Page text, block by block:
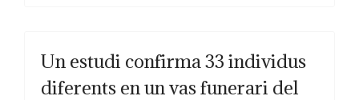
Un estudi confirma 33 individus
diferents en un vas funerari del